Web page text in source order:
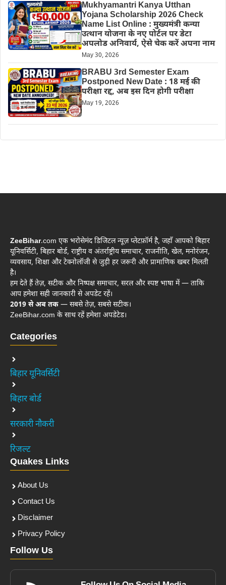
Mukhyamantri Kanya Utthan
Yojana Scholarship 2026 Check
Name List Online : मुख्यमंत्री कन्या
उत्थान योजना के नए पोर्टल पर डेटा
अपलोड अनिवार्य, ऐसे चेक करें अपना नाम
May 30, 2026
BRABU 3rd Semester Exam
Postponed New Date : 18 मई की
परीक्षा रद्द, अब इस दिन होगी परीक्षा
May 19, 2026
ZeeBihar.com एक भरोसेमंद डिजिटल न्यूज़ प्लेटफ़ॉर्म है, जहाँ आपको बिहार
यूनिवर्सिटी, बिहार बोर्ड, राष्ट्रीय व अंतर्राष्ट्रीय समाचार, राजनीति, खेल, मनोरंजन,
व्यवसाय, शिक्षा और टेक्नोलॉजी से जुड़ी हर जरूरी और प्रामाणिक खबर मिलती
है।
हम देते हैं तेज़, सटीक और निष्पक्ष समाचार, सरल और स्पष्ट भाषा में — ताकि
आप हमेशा सही जानकारी से अपडेट रहें।
2019 से अब तक — सबसे तेज़, सबसे सटीक।
ZeeBihar.com के साथ रहें हमेशा अपडेटेड।
Categories
बिहार यूनिवर्सिटी
बिहार बोर्ड
सरकारी नौकरी
रिजल्ट
Quakes Links
About Us
Contact Us
Disclaimer
Privacy Policy
Follow Us